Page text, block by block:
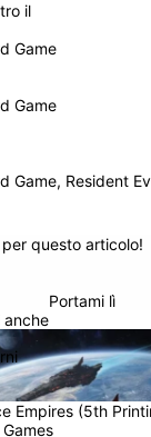
il
Game
Game
Game, Resident
per questo articolo!
Portami lì
anche
Empires (5th